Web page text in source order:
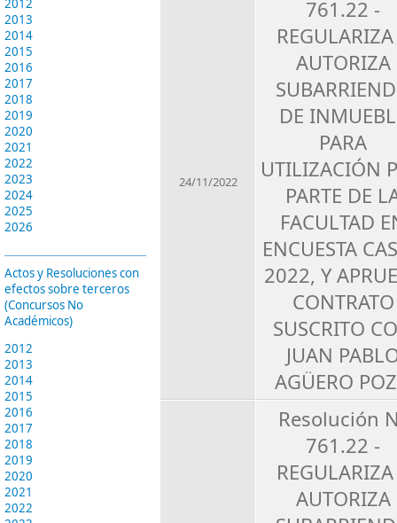
2012
2013
2014
2015
2016
2017
2018
2019
2020
2021
2022
2023
2024
2025
2026
Actos y Resoluciones con
efectos sobre terceros
(Concursos No
Académicos)
2012
2013
2014
2015
2016
2017
2018
2019
2020
2021
2022
24/11/2022
761.22 -
AUTORIZA
DE
PARA
UTILIZACIÓN
PARTE DE
FACULTAD
ENCUESTA
2022, Y
CONTRATO
SUSCRITO
JUAN
AGÜERO
Resolución
761.22 -
AUTORIZA